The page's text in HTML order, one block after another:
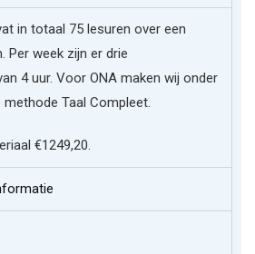
in totaal 75 lesuren over een
Per week zijn er drie
4 uur. Voor ONA maken wij onder
Taal Compleet.
€1249,20.